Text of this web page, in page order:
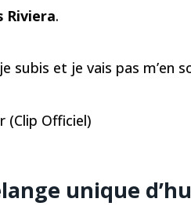
Riviera.
subis et je vais pas m’en
(Clip Officiel)
unique